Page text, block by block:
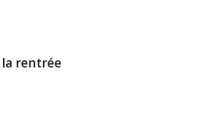
rentrée